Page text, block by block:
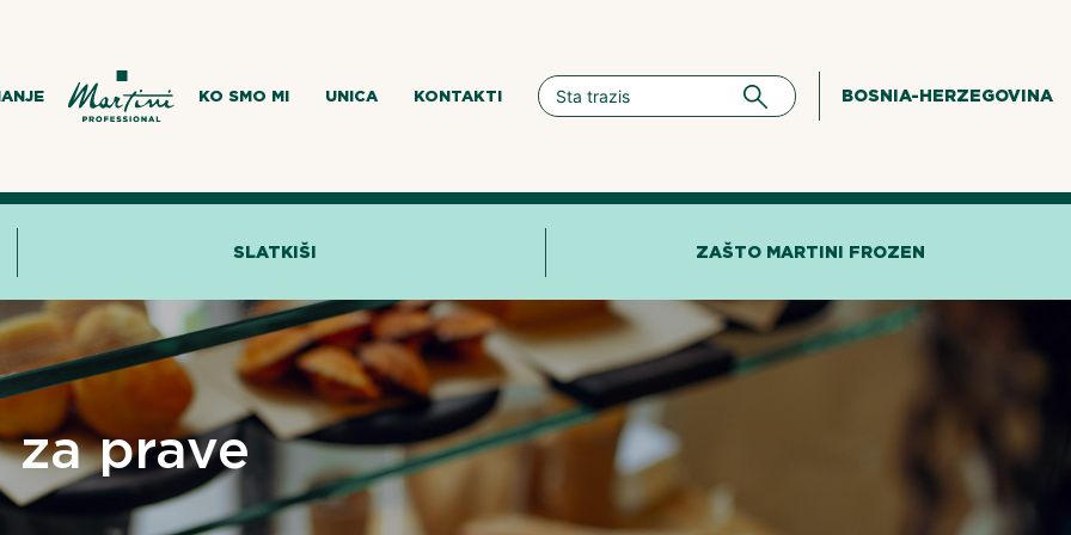
KO SMO MI UNICA KONTAKTI BOSNIA-HERZEGOVINA
SLATKIŠI ZAŠTO MARTINI FROZEN
prave